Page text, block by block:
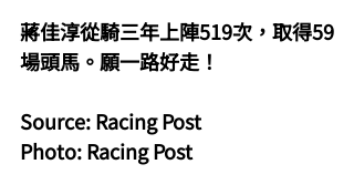
蔣佳淳從騎三年上陣519次，取得59
場頭馬。願一路好走！
Source: Racing Post
Photo: Racing Post